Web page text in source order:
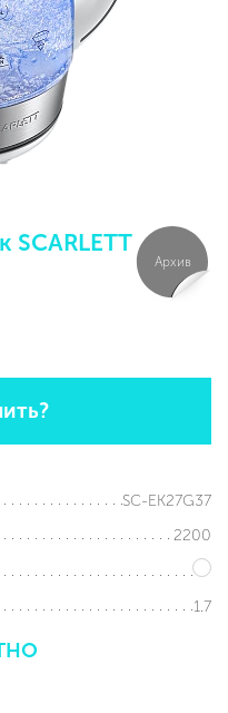
SCARLETT
Архив
SC-EK27G37
2200
1.7